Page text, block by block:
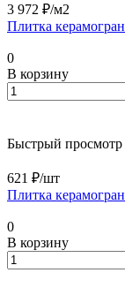
3 972 ₽/м2
Плитка
0
В корзину
Быстрый просмотр
621 ₽/шт
Плитка
0
В корзину